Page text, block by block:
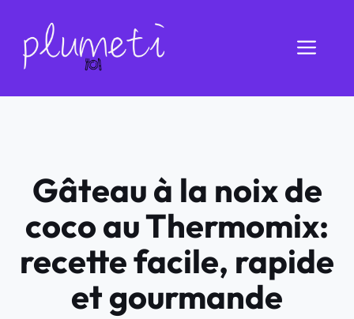
contenu
Gâteau à la noix de
coco au Thermomix:
recette facile, rapide
et gourmande